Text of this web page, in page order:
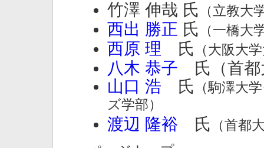
竹澤 伸哉 氏 （立教大
西出 勝正 氏 （一橋大
西原 理 氏 （大阪大
八木 恭子 氏（首都
山口 浩 氏 （駒澤大
ズ学部）
渡辺 隆裕 氏 （首都